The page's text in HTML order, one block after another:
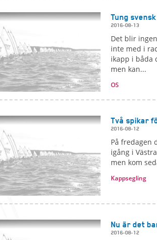
Tung
2016-08-13
Det blir
inte med i
ikapp i båda
men kan...
OS
Två spikar
2016-08-12
På fredagen
igång i
men kom
Kappsegling
Nu är det
2016-08-12